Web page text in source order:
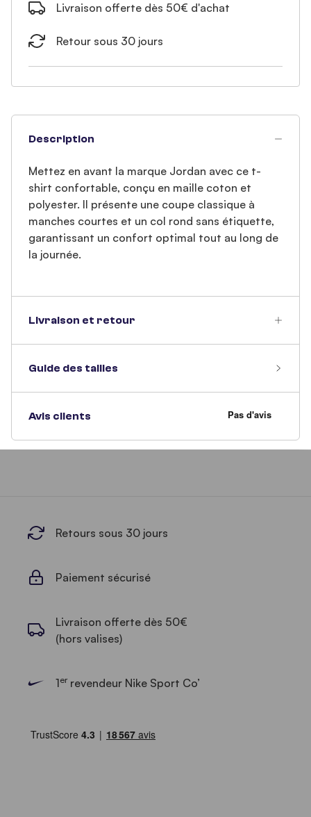
Livraison offerte dès 50€ d'achat
Retour sous 30 jours
Description
Mettez en avant la marque Jordan avec ce t-
shirt confortable, conçu en maille coton et
polyester. Il présente une coupe classique à
manches courtes et un col rond sans étiquette,
garantissant un confort optimal tout au long de
la journée.
Livraison et retour
Guide des tailles
Avis clients
Retours sous 30 jours
Paiement sécurisé
Livraison offerte dès 50€
(hors valises)
1errevendeur Nike Sport Co’